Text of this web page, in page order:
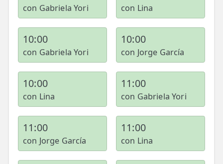
con Gabriela Yori con Lina
10:00
con Gabriela Yori
10:00
con Jorge García
10:00
con Lina
11:00
con Gabriela Yori
11:00
con Jorge García
11:00
con Lina